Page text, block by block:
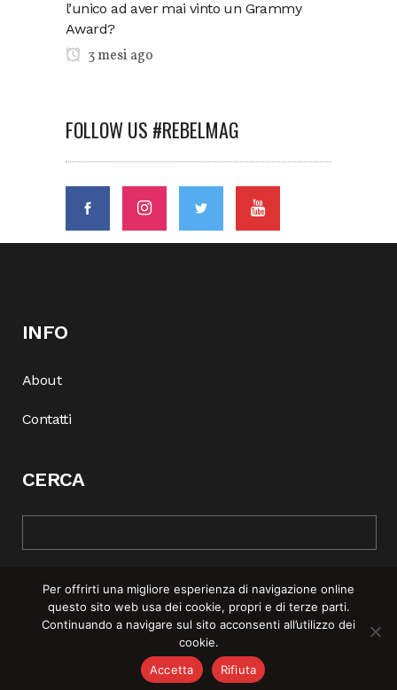
l’unico ad aver mai vinto un Grammy
Award?
3 mesi ago
FOLLOW US #REBELMAG
INFO
About
Contatti
CERCA
© COPYRIGHT 2025 | REBEL MAG —
POLICY
Per offrirti una migliore esperienza di navigazione online
questo sito web usa dei cookie, propri e di terze parti.
Continuando a navigare sul sito acconsenti all’utilizzo dei
cookie.
Accetta
Rifiuta